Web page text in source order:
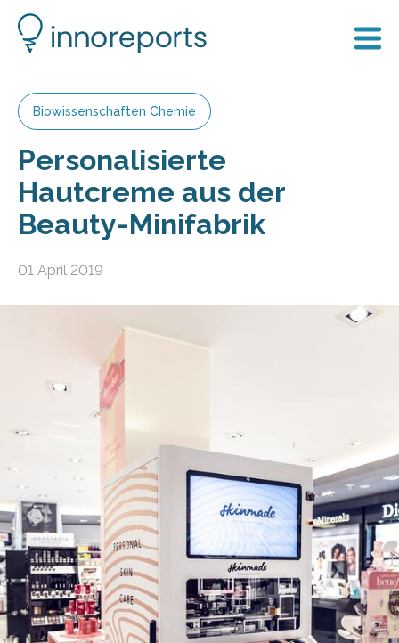
Biowissenschaften Chemie
Personalisierte
Hautcreme aus der
Beauty-Minifabrik
01 April 2019